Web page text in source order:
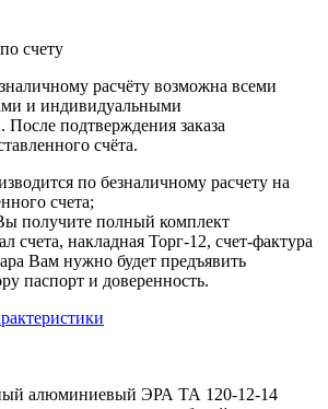
счету
расчёту возможна всеми
и индивидуальными
подтверждения заказа
счёта.
по безналичному расчету на
счета;
получите полный комплект
счета, накладная Торг-12, счет-фактура
Вам нужно будет предъявить
паспорт и доверенность.
алюминиевый ЭРА ТА 120-12-14